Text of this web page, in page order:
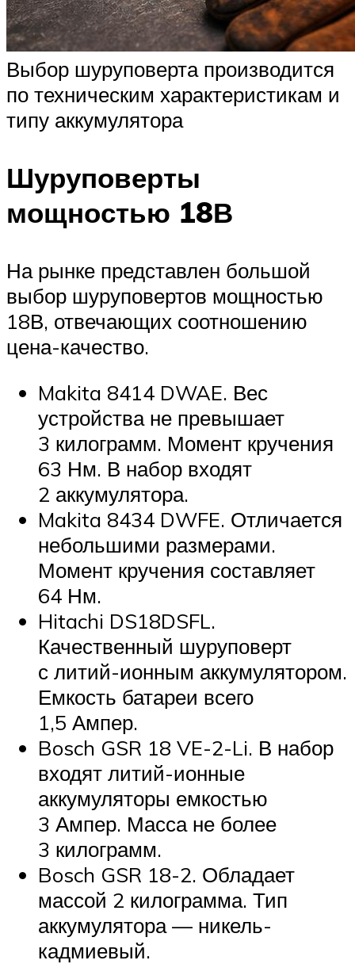
Выбор шуруповерта производится
по техническим характеристикам и
типу аккумулятора
Шуруповерты
мощностью 18В
На рынке представлен большой
выбор шуруповертов мощностью
18В, отвечающих соотношению
цена-качество.
Makita 8414 DWAE. Вес
устройства не превышает
3 килограмм. Момент кручения
63 Нм. В набор входят
2 аккумулятора.
Makita 8434 DWFE. Отличается
небольшими размерами.
Момент кручения составляет
64 Нм.
Hitachi DS18DSFL.
Качественный шуруповерт
с литий-ионным аккумулятором.
Емкость батареи всего
1,5 Ампер.
Bosch GSR 18 VE-2-Li. В набор
входят литий-ионные
аккумуляторы емкостью
3 Ампер. Масса не более
3 килограмм.
Bosch GSR 18-2. Обладает
массой 2 килограмма. Тип
аккумулятора — никель-
кадмиевый.